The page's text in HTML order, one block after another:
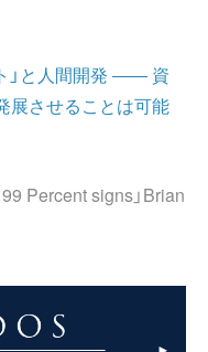
」と人間開発 ―― 資
展させることは可能
Percent signs」Brian